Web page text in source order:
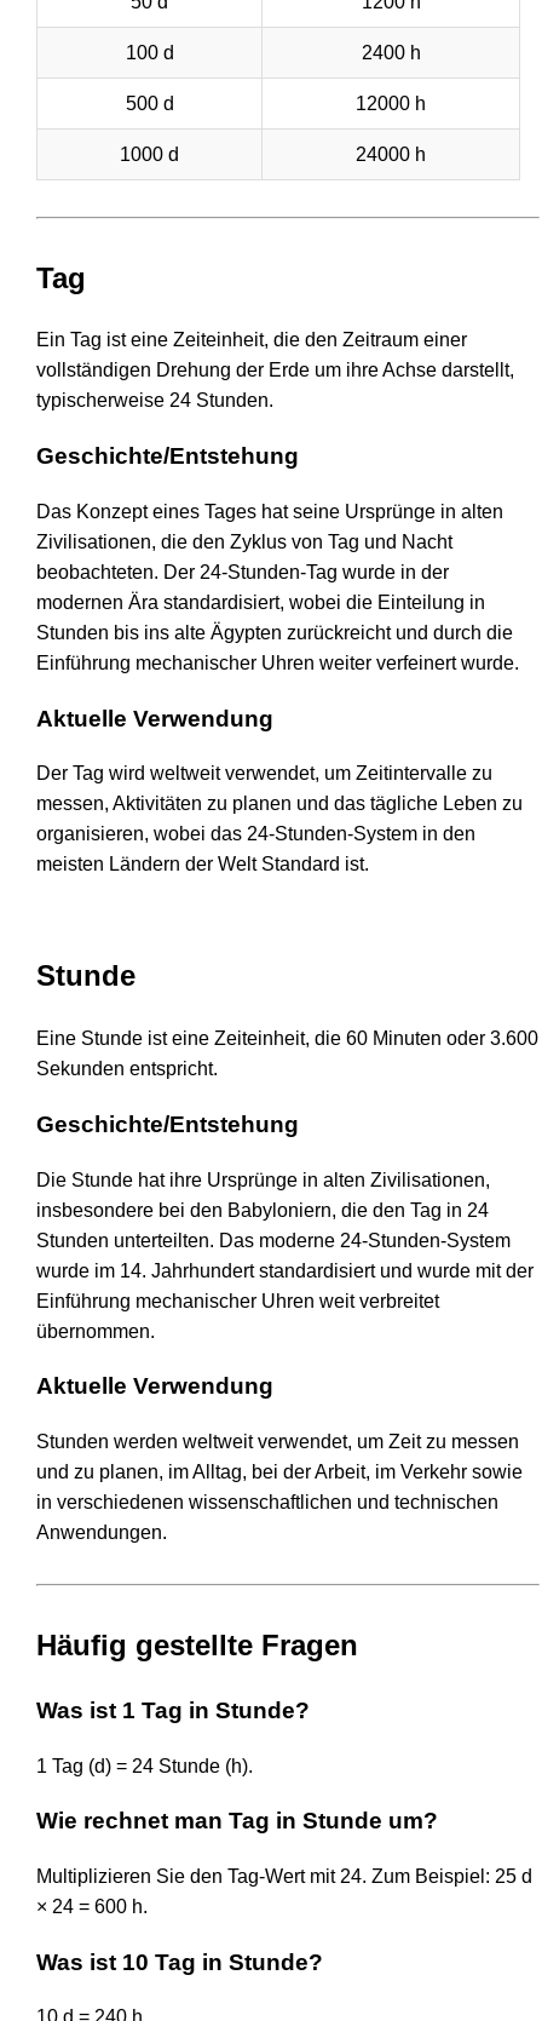
100 d 2400 h
500 d 12000 h
1000 d 24000 h
Tag
Ein Tag ist eine Zeiteinheit, die den Zeitraum einer
vollständigen Drehung der Erde um ihre Achse darstellt,
typischerweise 24 Stunden.
Geschichte/Entstehung
Das Konzept eines Tages hat seine Ursprünge in alten
Zivilisationen, die den Zyklus von Tag und Nacht
beobachteten. Der 24-Stunden-Tag wurde in der
modernen Ära standardisiert, wobei die Einteilung in
Stunden bis ins alte Ägypten zurückreicht und durch die
Einführung mechanischer Uhren weiter verfeinert wurde.
Aktuelle Verwendung
Der Tag wird weltweit verwendet, um Zeitintervalle zu
messen, Aktivitäten zu planen und das tägliche Leben zu
organisieren, wobei das 24-Stunden-System in den
meisten Ländern der Welt Standard ist.
Stunde
Eine Stunde ist eine Zeiteinheit, die 60 Minuten oder 3.600
Sekunden entspricht.
Geschichte/Entstehung
Die Stunde hat ihre Ursprünge in alten Zivilisationen,
insbesondere bei den Babyloniern, die den Tag in 24
Stunden unterteilten. Das moderne 24-Stunden-System
wurde im 14. Jahrhundert standardisiert und wurde mit der
Einführung mechanischer Uhren weit verbreitet
übernommen.
Aktuelle Verwendung
Stunden werden weltweit verwendet, um Zeit zu messen
und zu planen, im Alltag, bei der Arbeit, im Verkehr sowie
in verschiedenen wissenschaftlichen und technischen
Anwendungen.
Häufig gestellte Fragen
Was ist 1 Tag in Stunde?
1 Tag (d) = 24 Stunde (h).
Wie rechnet man Tag in Stunde um?
Multiplizieren Sie den Tag-Wert mit 24. Zum Beispiel: 25 d
× 24 = 600 h.
Was ist 10 Tag in Stunde?